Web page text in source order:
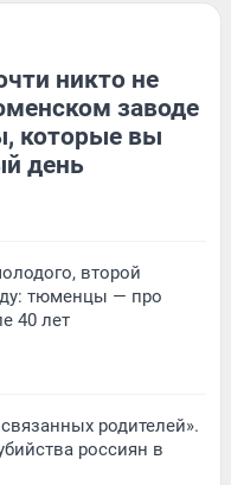
никто не
заводе
которые вы
день
второй
тюменцы — про
40 лет
родителей».
россиян в